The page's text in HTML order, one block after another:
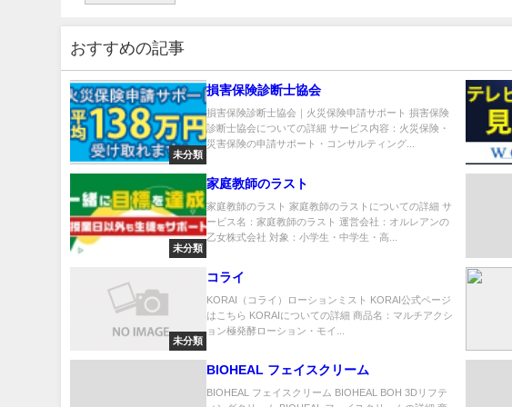
おすすめの記事
未分類
損害保険診断士協会
損害保険診断士協会｜火災保険申請サポート 損害保険
診断士協会についての詳細 サービス内容：火災保険・
災害保険の申請サポート・コンサルティング...
未分類
家庭教師のラスト
家庭教師のラスト 家庭教師のラストについての詳細 サ
ービス名：家庭教師のラスト 運営会社：オルレアンの
乙女株式会社 対象：小学生・中学生・高...
未分類
コライ
KORAI（コライ）ローションミスト KORAI公式ページ
はこちら KORAIについての詳細 商品名：マルチアクシ
ョン極発酵ローション・モイ...
BIOHEAL フェイスクリーム
BIOHEAL フェイスクリーム BIOHEAL BOH 3Dリフテ